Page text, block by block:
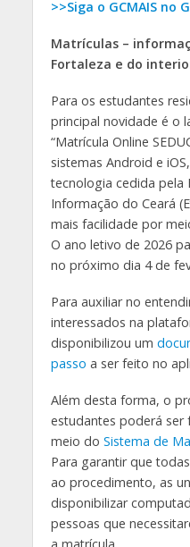
>>Siga o GCMAIS no
Matrículas –
Fortaleza e do
Para os estudantes
principal novidade é o
“Matrícula Online
sistemas Android e
tecnologia cedida pela
Informação do Ceará
mais facilidade por
O ano letivo de 2026
no próximo dia 4 de
Para auxiliar no
interessados na
disponibilizou um
passo a ser feito no
Além desta forma, o
estudantes poderá
meio do Sistema de
Para garantir que
ao procedimento, as
disponibilizar
pessoas que